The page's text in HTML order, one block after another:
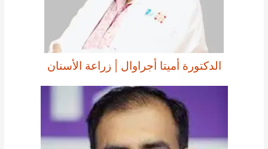
الدكتورة أميتا أجراوال | زراعة الأسنان